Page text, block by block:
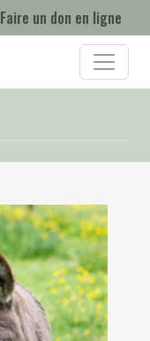
Faire un don en ligne